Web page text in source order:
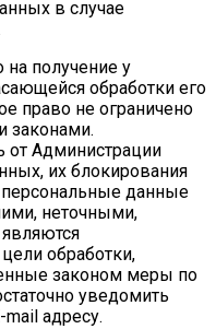
в случае
на получение у
обработки его
право не ограничено
законами.
от Администрации
их блокирования
персональные данные
неточными,
обработки,
законом меры по
уведомить
адресу.